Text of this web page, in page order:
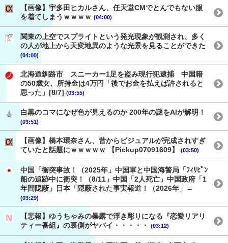
【画像】宇多田ヒカルさん、任天堂CMでとんでもない服
を着てしまうｗｗｗｗ (04:00)
関東の上空でスプライトという発光現象が観測され、多く
の人が地上から天変地異のような光景を見ることができた
(04:00)
北海道釧路市 スニーカー1足を盗み現行犯逮捕 中国籍
の50歳女、所持金は4万円「後でお金を払えば許されると
思った」[8/7] (03:55)
白黒のコマになぜ色が見えるのか 200年の謎をAIが解明！
(03:51)
【画像】橋本環奈さん、昔からビジュアルが完成されすぎ
ていたと話題にｗｗｗｗｗ 【Pickup07091609】
(03:50)
中国「衝突事故！（2025年」中国軍と中国海警局「ﾌｨﾘﾋﾟﾝ
船の追跡中に衝突！（8/11」中国「2人死亡」中国政府「1
年間隠蔽」日本「隠蔽された事実報道！（2026年」→
(03:29)
【悲報】ゆうちゃみの暴露で浮き彫りになる『恋愛リアリ
ティー番組』の裏側がヤバイ・・・・・
(03:12)